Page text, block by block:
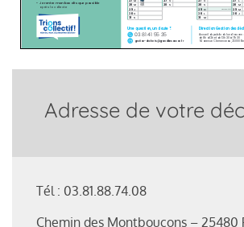
Adresse de votre
Tél : 03.81.88.74.08
Chemin des Montboucons – 25480